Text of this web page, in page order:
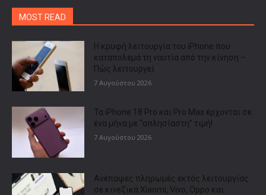
MOST READ
Η κρυφή λειτουργία του iPhone που
καταπολεμά τη ναυτία από την κίνηση –
Πώς λειτουργεί
7 Αυγούστου 2026
Τα iPhone 18 Pro και Pro Max έρχονται σε
ένα μήνα με “απλησίαστη” τιμή!
7 Αυγούστου 2026
Ανέπαφες πληρωμές εκτός λειτουργίας
σε κινεζικά Xiaomi, Vivo, Oppo και